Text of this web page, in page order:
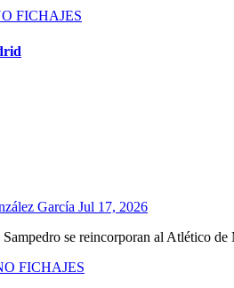
FICHAJES
García Jul 17, 2026
se reincorporan al Atlético
FICHAJES